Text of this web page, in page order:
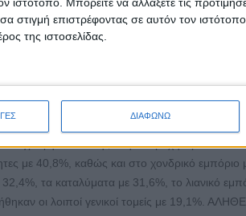
στιγμή επιστρέφοντας σε αυτόν τον ιστότοπο
της ιστοσελίδας.
ΔΙΑΦΩΝΩ
είναι απαραίτητο συμπλήρωμα των
ζωή και την πραγματική φύση ...) και θα
παραβατικότητα βρέθηκε ο τομέας
χερσαίες μεταφορές με 58,1%, οι
επίσης στην παροχή
με 40,8%, καθώς και στο χονδρικό εμπόριο
τα καταλύματα με 31,6%, το λιανικό
οι λοιποί γενικοί τομείς με 19,1%.